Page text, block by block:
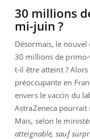
30 millions
mi-juin ?
Désormais, le nouvel
30 millions de
t-il être atteint ?
préoccupante en
envers le vaccin du
AstraZeneca
Mais, selon le
atteignable, sauf